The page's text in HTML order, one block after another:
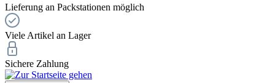
Lieferung an Packstationen möglich
Viele Artikel an Lager
Sichere Zahlung